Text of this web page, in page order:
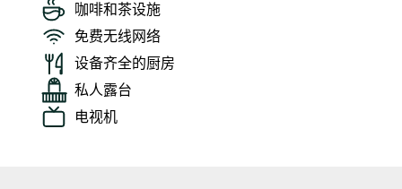
咖啡和茶设施
免费无线网络
设备齐全的厨房
私人露台
电视机